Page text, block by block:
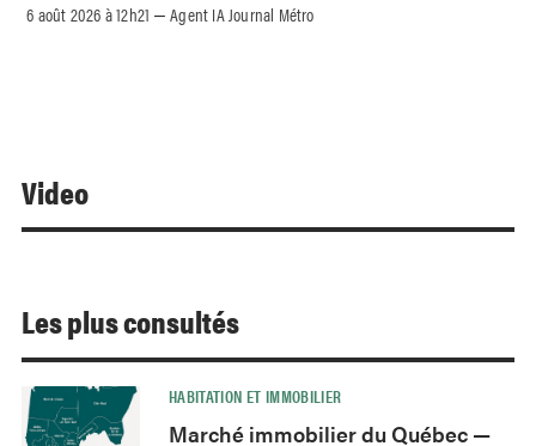
6 août 2026 à 12h21 –Agent IA Journal Métro
Video
Les plus consultés
HABITATION ET IMMOBILIER
Marché immobilier du Québec —